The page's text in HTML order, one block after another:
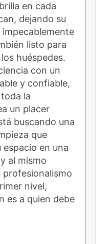
en cada
dejando su
listo para
huéspedes.
con un
y confiable,
la
un placer
buscando una
que
en una
al mismo
nivel,
es a quien debe